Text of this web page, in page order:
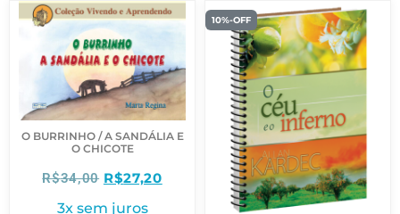
O BURRINHO / A SANDÁLIA E
O CHICOTE
R$34,00 R$27,20
3x sem juros
10%-OFF